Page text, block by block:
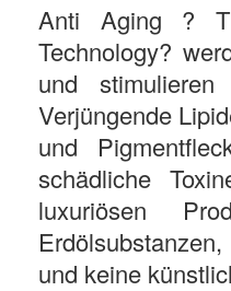
Anti Aging ?
Technology?
und
Verjüngende
und
schädliche
luxuriösen
und keine